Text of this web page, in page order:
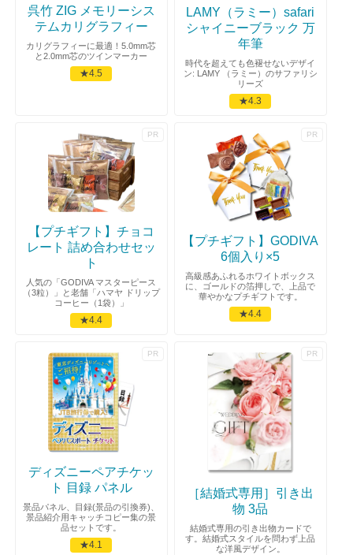
呉竹 ZIG メモリーシス
テムカリグラフィー
カリグラフィーに最適！5.0mm芯
と2.0mm芯のツインマーカー
★4.5
LAMY（ラミー）safari
シャイニーブラック 万
年筆
時代を超えても色褪せないデザイ
ン: LAMY （ラミー）のサファリシ
リーズ
★4.3
【プチギフト】チョコ
レート 詰め合わせセッ
ト
人気の「GODIVA マスターピース
（3粒）」と老舗「ハマヤ ドリップ
コーヒー（1袋）」
★4.4
【プチギフト】GODIVA
6個入り×5
高級感あふれるホワイトボックス
に、ゴールドの箔押しで、上品で
華やかなプチギフトです。
★4.4
ディズニーペアチケッ
ト 目録 パネル
景品パネル、目録(景品の引換券)、
景品紹介用キャッチコピー集の景
品セットです。
★4.1
［結婚式専用］引き出
物 3品
結婚式専用の引き出物カードで
す。結婚式スタイルを問わず上品
な洋風デザイン。